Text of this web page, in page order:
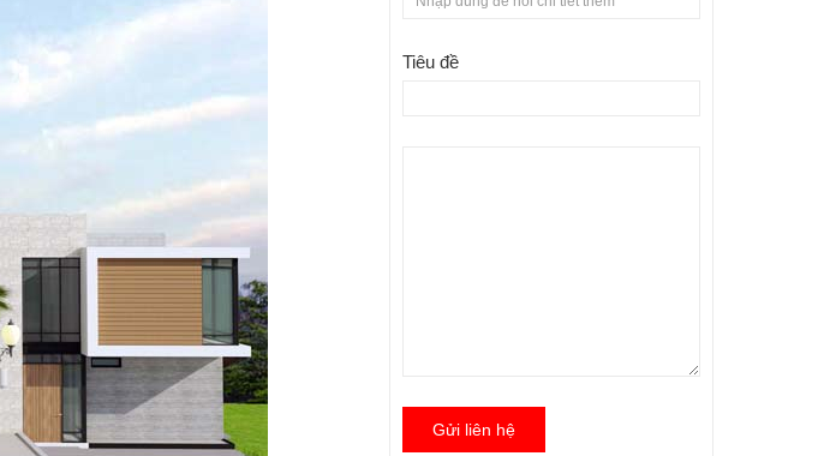
Tiêu đề
Gửi liên hệ